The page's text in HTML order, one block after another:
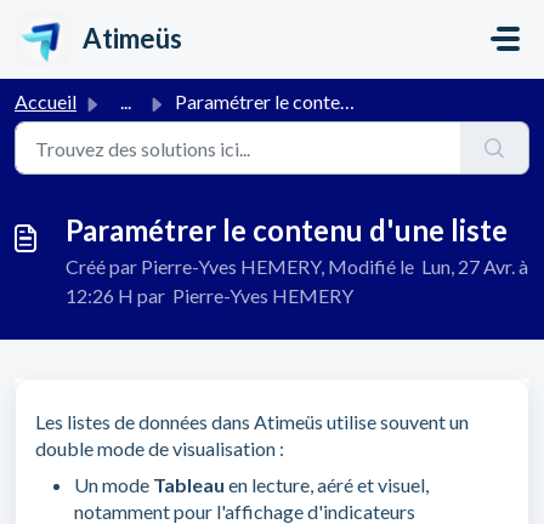
Atimeüs
Accueil ... Paramétrer le contenu d'une liste
Paramétrer le contenu d'une liste
Créé par Pierre-Yves HEMERY, Modifié le Lun, 27 Avr. à
12:26 H par Pierre-Yves HEMERY
Les listes de données dans Atimeüs utilise souvent un
double mode de visualisation :
Un mode Tableau en lecture, aéré et visuel,
notamment pour l'affichage d'indicateurs